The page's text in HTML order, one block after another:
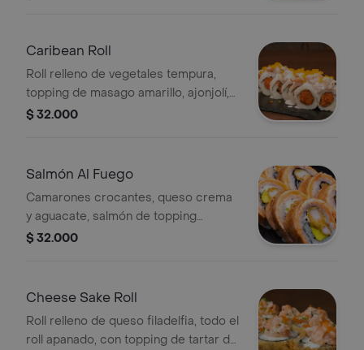
Caribean Roll
Roll relleno de vegetales tempura,
topping de masago amarillo, ajonjolí,
con topping de camarones en salsa
$ 32.000
Salmón Al Fuego
Camarones crocantes, queso crema
y aguacate, salmón de topping
flameado.
$ 32.000
Cheese Sake Roll
Roll relleno de queso filadelfia, todo el
roll apanado, con topping de tartar de